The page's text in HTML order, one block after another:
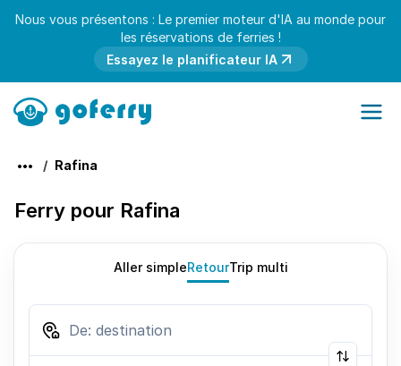
Nous vous présentons : Le premier moteur d'IA au monde pour
les réservations de ferries !
Essayez le planificateur IA
Rafina
Ferry pour Rafina
Aller simpleRetourTrip multi